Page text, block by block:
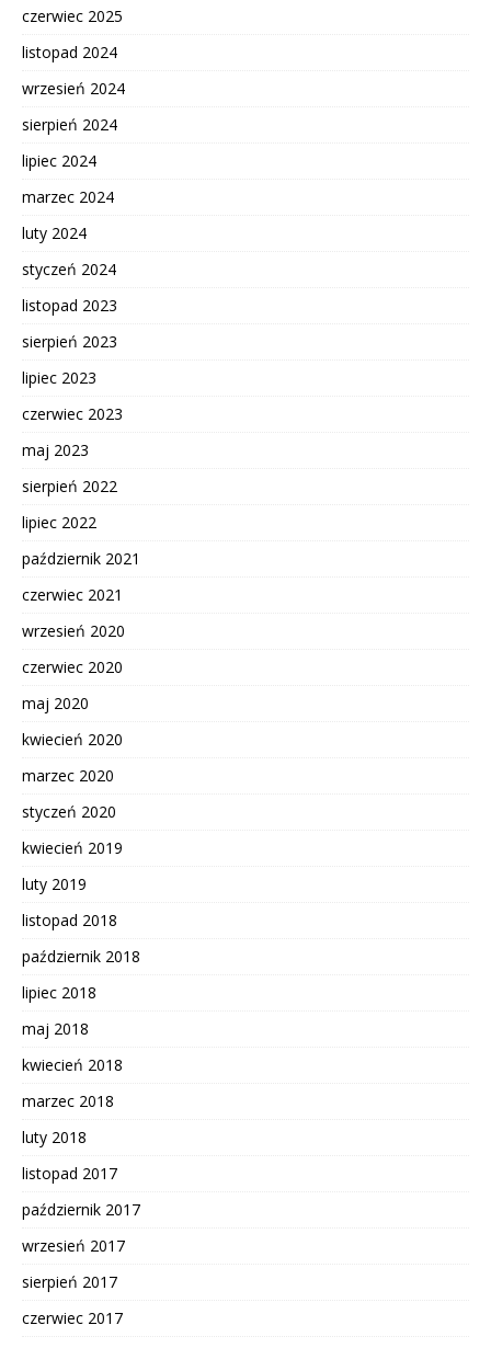
czerwiec 2025
listopad 2024
wrzesień 2024
sierpień 2024
lipiec 2024
marzec 2024
luty 2024
styczeń 2024
listopad 2023
sierpień 2023
lipiec 2023
czerwiec 2023
maj 2023
sierpień 2022
lipiec 2022
październik 2021
czerwiec 2021
wrzesień 2020
czerwiec 2020
maj 2020
kwiecień 2020
marzec 2020
styczeń 2020
kwiecień 2019
luty 2019
listopad 2018
październik 2018
lipiec 2018
maj 2018
kwiecień 2018
marzec 2018
luty 2018
listopad 2017
październik 2017
wrzesień 2017
sierpień 2017
czerwiec 2017